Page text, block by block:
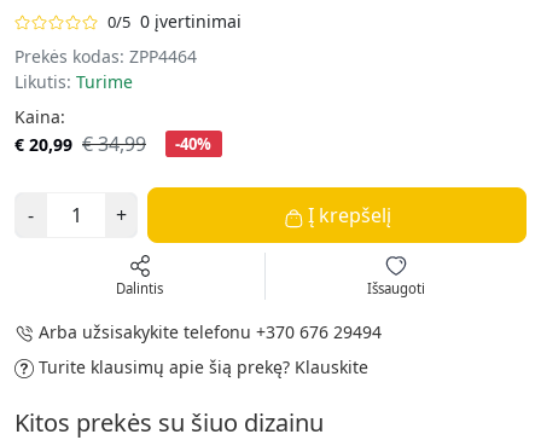
0/5 0 įvertinimai
Prekės kodas: ZPP4464
Likutis: Turime
Kaina:
€ 20,99 € 34,99 -40%
- + Į krepšelį
Dalintis Išsaugoti
Arba užsisakykite telefonu +370 676 29494
Turite klausimų apie šią prekę? Klauskite
Kitos prekės su šiuo dizainu